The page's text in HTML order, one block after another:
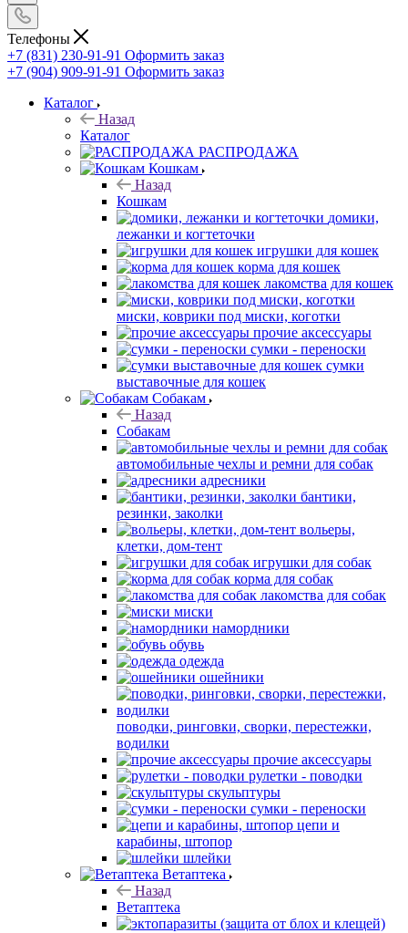
Телефоны
+7 (831) 230-91-91 Оформить заказ
+7 (904) 909-91-91 Оформить заказ
Каталог
Назад
Каталог
РАСПРОДАЖА
Кошкам
Назад
Кошкам
домики,
лежанки и когтеточки
игрушки для кошек
корма для кошек
лакомства для кошек
миски, коврики под миски, коготки
прочие аксессуары
сумки - переноски
сумки
выставочные для кошек
Собакам
Назад
Собакам
автомобильные чехлы и ремни для собак
адресники
бантики,
резинки, заколки
вольеры,
клетки, дом-тент
игрушки для собак
корма для собак
лакомства для собак
миски
намордники
обувь
одежда
ошейники
поводки, ринговки, сворки, перестежки,
водилки
прочие аксессуары
рулетки - поводки
скульптуры
сумки - переноски
цепи и
карабины, штопор
шлейки
Ветаптека
Назад
Ветаптека